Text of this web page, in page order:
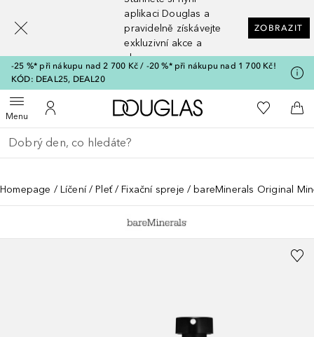
aplikaci Douglas a
pravidelně získávejte
exkluzivní akce a
slevy
ZOBRAZIT
-25 %* při nákupu nad 2 700 Kč / -20 %* při nákupu nad 1 700 Kč!
KÓD: DEAL25, DEAL20
MenuOtevřít menuK mému účtu
Domů K mému
Do
Vraťte se
Proveďte vyhledávání
Homepage Líčení Pleť Fixační spreje bareMinerals Original
[navigation.slideout.screenreader]